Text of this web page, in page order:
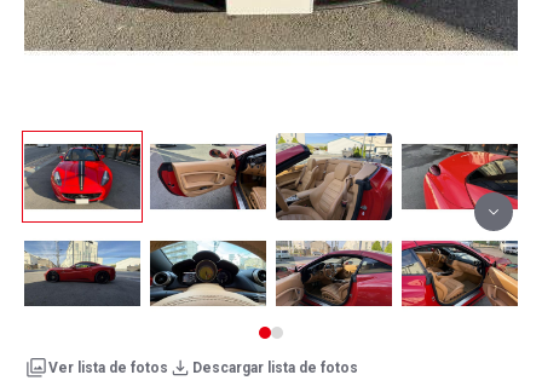
Ver lista de fotos Descargar lista de fotos